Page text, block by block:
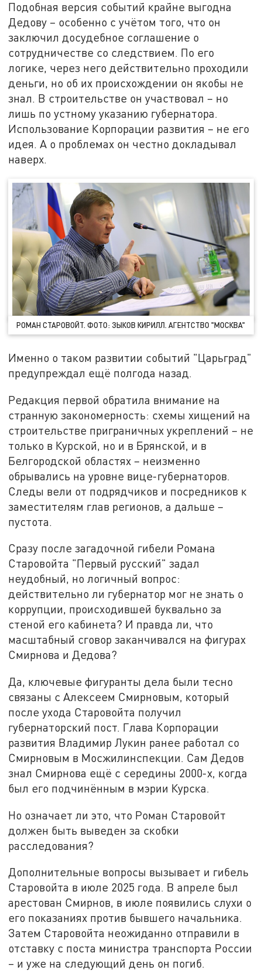
Подобная версия событий крайне выгодна
Дедову – особенно с учётом того, что он
заключил досудебное соглашение о
сотрудничестве со следствием. По его
логике, через него действительно проходили
деньги, но об их происхождении он якобы не
знал. В строительстве он участвовал – но
лишь по устному указанию губернатора.
Использование Корпорации развития – не его
идея. А о проблемах он честно докладывал
наверх.
РОМАН СТАРОВОЙТ. ФОТО: ЗЫКОВ КИРИЛЛ. АГЕНТСТВО "МОСКВА"
Именно о таком развитии событий "Царьград"
предупреждал ещё полгода назад.
Редакция первой обратила внимание на
странную закономерность: схемы хищений на
строительстве приграничных укреплений – не
только в Курской, но и в Брянской, и в
Белгородской областях – неизменно
обрывались на уровне вице-губернаторов.
Следы вели от подрядчиков и посредников к
заместителям глав регионов, а дальше –
пустота.
Сразу после загадочной гибели Романа
Старовойта "Первый русский" задал
неудобный, но логичный вопрос:
действительно ли губернатор мог не знать о
коррупции, происходившей буквально за
стеной его кабинета? И правда ли, что
масштабный сговор заканчивался на фигурах
Смирнова и Дедова?
Да, ключевые фигуранты дела были тесно
связаны с Алексеем Смирновым, который
после ухода Старовойта получил
губернаторский пост. Глава Корпорации
развития Владимир Лукин ранее работал со
Смирновым в Мосжилинспекции. Сам Дедов
знал Смирнова ещё с середины 2000-х, когда
был его подчинённым в мэрии Курска.
Но означает ли это, что Роман Старовойт
должен быть выведен за скобки
расследования?
Дополнительные вопросы вызывает и гибель
Старовойта в июле 2025 года. В апреле был
арестован Смирнов, в июле появились слухи о
его показаниях против бывшего начальника.
Затем Старовойта неожиданно отправили в
отставку с поста министра транспорта России
– и уже на следующий день он погиб.